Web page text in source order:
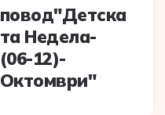
повод"Детска
та Недела-
(06-12)-
Октомври"